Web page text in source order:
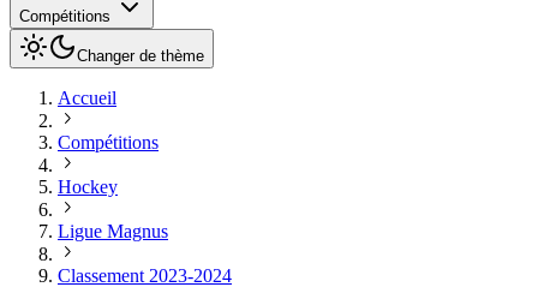
Compétitions
Changer de thème
Accueil
Compétitions
Hockey
Ligue Magnus
Classement 2023-2024